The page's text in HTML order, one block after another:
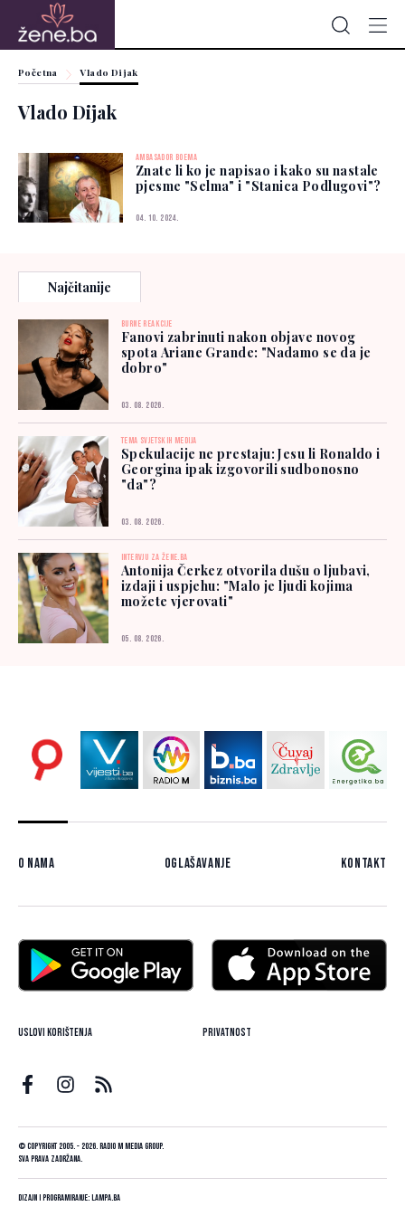
Početna Vlado Dijak
Vlado Dijak
AMBASADOR BOEMA
Znate li ko je napisao i kako su nastale
pjesme "Selma" i "Stanica Podlugovi"?
04. 10. 2024.
Najčitanije
BURNE REAKCIJE
Fanovi zabrinuti nakon objave novog
spota Ariane Grande: "Nadamo se da je
dobro"
03. 08. 2026.
TEMA SVJETSKIH MEDIJA
Spekulacije ne prestaju: Jesu li Ronaldo i
Georgina ipak izgovorili sudbonosno
"da"?
03. 08. 2026.
INTERVJU ZA ŽENE.BA
Antonija Čerkez otvorila dušu o ljubavi,
izdaji i uspjehu: "Malo je ljudi kojima
možete vjerovati"
05. 08. 2026.
O nama Oglašavanje Kontakt
Uslovi korištenja Privatnost
© Copyright 2005. - 2026. Radio M Media Group.
Sva prava zadržana.
Dizajn i programiranje:Lampa.ba